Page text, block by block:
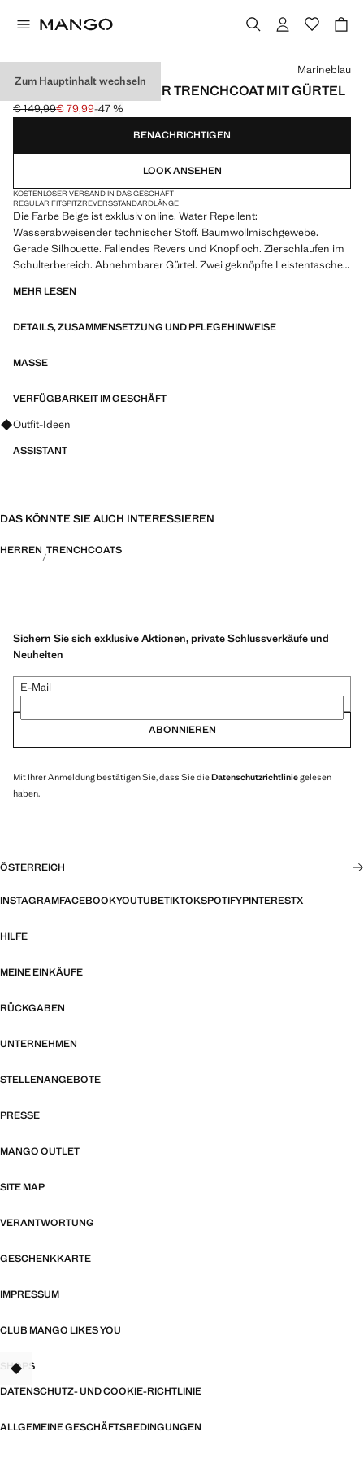
Zum Hauptinhalt wechseln
WASSERABWEISENDER TRENCHCOAT MIT GÜRTEL
Ausgangspreis durchgestrichen [€ 149,99 ]
€ 149,99
Aktueller Preis [€ 79,99 ]
€ 79,99-47 %
Wählen Sie eine Farbe
Marineblau
BENACHRICHTIGEN
LOOK ANSEHEN
KOSTENLOSER VERSAND IN DAS GESCHÄFT
REGULAR FITSPITZREVERSSTANDARDLÄNGE
Die Farbe Beige ist exklusiv online. Water Repellent:
Wasserabweisender technischer Stoff. Baumwollmischgewebe.
Gerade Silhouette. Fallendes Revers und Knopfloch. Zierschlaufen im
Schulterbereich. Abnehmbarer Gürtel. Zwei geknöpfte Leistentaschen
Knopfverschluss. Rückenschlitz am Saum. Produkt im Sale
MEHR LESEN
DETAILS, ZUSAMMENSETZUNG UND PFLEGEHINWEISE
MASSE
VERFÜGBARKEIT IM GESCHÄFT
Fragen zu Looks, Kleidungsstücken und Trends
Outfit-Ideen
ASSISTANT
DAS KÖNNTE SIE AUCH INTERESSIEREN
HERREN TRENCHCOATS
Sichern Sie sich exklusive Aktionen, private Schlussverkäufe und
Neuheiten
E-Mail
ABONNIEREN
Mit Ihrer Anmeldung bestätigen Sie, dass Sie dieDatenschutzrichtliniegelesen
haben.
ÖSTERREICH
INSTAGRAMFACEBOOKYOUTUBETIKTOKSPOTIFYPINTERESTX
HILFE
MEINE EINKÄUFE
RÜCKGABEN
UNTERNEHMEN
STELLENANGEBOTE
PRESSE
MANGO OUTLET
SITE MAP
VERANTWORTUNG
GESCHENKKARTE
IMPRESSUM
CLUB MANGO LIKES YOU
SHOPS
DATENSCHUTZ- UND COOKIE-RICHTLINIE
ALLGEMEINE GESCHÄFTSBEDINGUNGEN